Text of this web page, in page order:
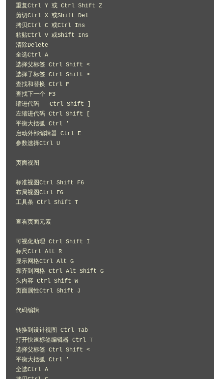
重复Ctrl Y 或 Ctrl Shift Z
剪切Ctrl X 或Shift Del
拷贝Ctrl C 或Ctrl Ins
粘贴Ctrl V 或Shift Ins
清除Delete
全选Ctrl A
选择父标签 Ctrl Shift <
选择子标签 Ctrl Shift >
查找和替换 Ctrl F
查找下一个 F3
缩进代码   Ctrl Shift ]
左缩进代码 Ctrl Shift [
平衡大括弧 Ctrl ’
启动外部编辑器 Ctrl E
参数选择Ctrl U
页面视图
标准视图Ctrl Shift F6
布局视图Ctrl F6
工具条 Ctrl Shift T
查看页面元素
可视化助理 Ctrl Shift I
标尺Ctrl Alt R
显示网格Ctrl Alt G
靠齐到网格 Ctrl Alt Shift G
头内容 Ctrl Shift W
页面属性Ctrl Shift J
代码编辑
转换到设计视图 Ctrl Tab
打开快速标签编辑器 Ctrl T
选择父标签 Ctrl Shift <
平衡大括弧 Ctrl ’
全选Ctrl A